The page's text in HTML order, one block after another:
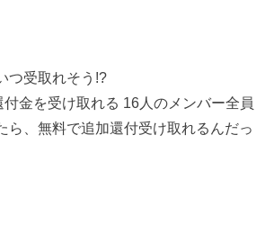
つ受取れそう!?
金を受け取れる 16人のメンバー全員
ら、無料で追加還付受け取れるんだっ